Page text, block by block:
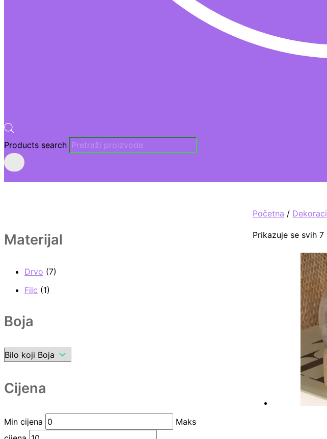
Products search
Materijal
Drvo (7)
Filc (1)
Boja
Cijena
Min cijena
Maks
Početna /
Prikazuje se svih